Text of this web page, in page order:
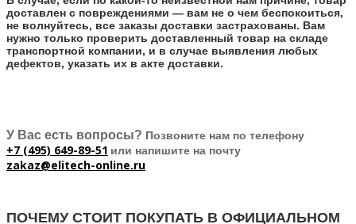
доставлен с повреждениями — вам не о чем беспокоиться,
не волнуйтесь, все заказы доставки застрахованы. Вам
нужно только проверить доставленный товар на складе
транспортной компании, и в случае выявления любых
дефектов, указать их в акте доставки.
У Вас есть вопросы? Позвоните нам по телефону
+7 (495) 649-89-51 или напишите на почту
zakaz@elitech-online.ru
ПОЧЕМУ СТОИТ ПОКУПАТЬ В ОФИЦИАЛЬНОМ